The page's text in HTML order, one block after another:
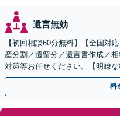
遺言無効
【初回相談60分無料】【全国対
産分割／遺留分／遺言書作成／
対策等お任せください。【明瞭
話相談可】
料